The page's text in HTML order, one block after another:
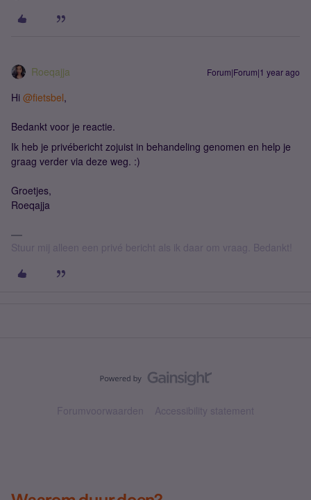
Roeqajja Forum|Forum|1 year ago
Hi ​ @fietsbel,
Bedankt voor je reactie.
Ik heb je privébericht zojuist in behandeling genomen en help je
graag verder via deze weg. :)
Groetjes,
Roeqajja
Stuur mij alleen een privé bericht als ik daar om vraag. Bedankt!
Forumvoorwaarden Accessibility statement